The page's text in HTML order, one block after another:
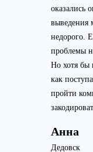
оказались
выведения
недорого.
проблемы
Но хотя бы
как
пройти
Анна
Дедовск